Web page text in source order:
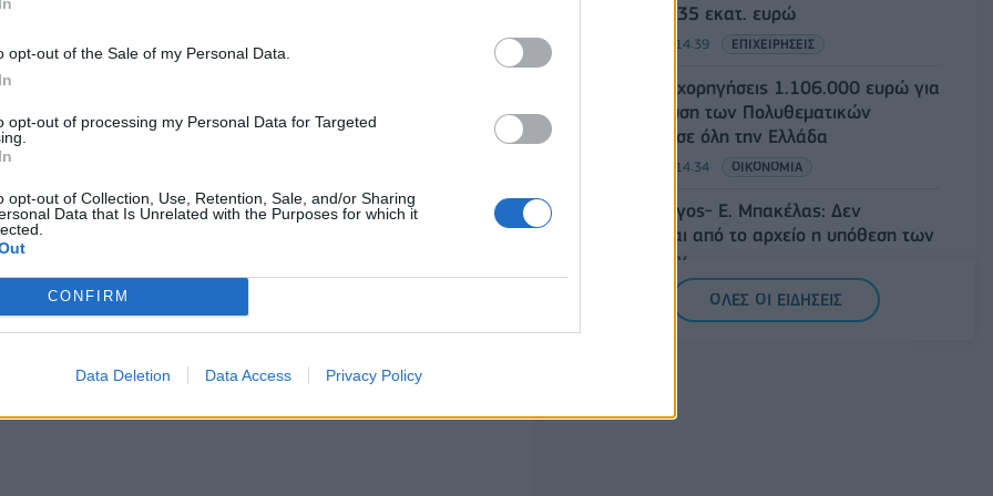
opt-out of the Sale of my Personal Data.
opt-out of processing my Personal Data for Targeted
opt-out of Collection, Use, Retention, Sale, and/or Sharing
Data that Is Unrelated with the Purposes for which it
CONFIRM
Data Deletion Data Access Privacy Policy
το 1948 δημιουργείται το πρώτο οινοποιείο
έγινε το 1962 και 7 χρόνια αργότερα
1971 η ατομική επιχείρηση του Ευάγγελου
έδρα τον Άγιο Παύλο Χαλκιδικής. Η φήμη άρχισε
από παντού έρχονταν να αγοράσουν το κρασί
το λανσάρισμα του κρασιού Agioritikos και το
μια τεράστια εμπορική επιτυχία. Το 1991 ο
οποίο ως τότε ανήκε στο Υπουργείο Γεωργίας.
να γράφεται μια νέα σελίδα στην ιστορία του
του ιστορικού αμπελώνα στη Μαρώνεια της
Τσάνταλη με «βιολογικές μεθόδους» κατά
στους μεγαλύτερους εξαγωγείς
έναντι 49,35 εκατ. ευρώ
07/08/2026 - 14:39 ΕΠΙΧΕΙΡΗΣΕΙΣ
ΥΠΠΟ: Επιχορηγήσεις 1.106.000 ευρώ για
την ενίσχυση των Πολυθεματικών
Φεστιβάλ σε όλη την Ελλάδα
07/08/2026 - 14:34 ΟΙΚΟΝΟΜΙΑ
Άρειος Πάγος- Ε. Μπακέλας: Δεν
ανασύρεται από το αρχείο η υπόθεση των
υποκλοπών
07/08/2026 - 14:11
ΟΛΕΣ ΟΙ ΕΙΔΗΣΕΙΣ